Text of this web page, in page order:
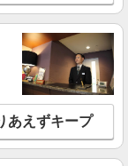
払い有/週払い有/交
を見る
あえずキープ